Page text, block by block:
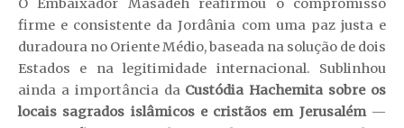
O Embaixador Masadeh reafirmou o compromisso
firme e consistente da Jordânia com uma paz justa e
duradoura no Oriente Médio, baseada na solução de dois
Estados e na legitimidade internacional. Sublinhou
ainda a importância da Custódia Hachemita sobre os
locais sagrados islâmicos e cristãos em Jerusalém—